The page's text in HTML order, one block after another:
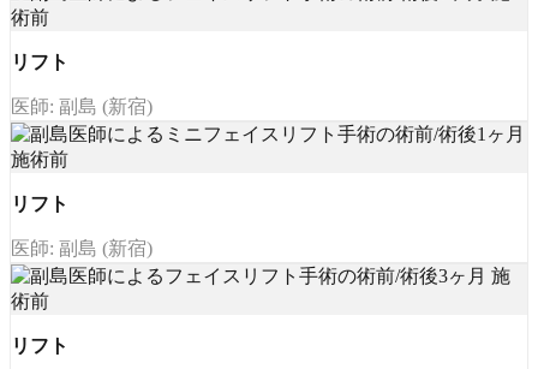
リフト
医師: 副島 (新宿)
リフト
医師: 副島 (新宿)
リフト